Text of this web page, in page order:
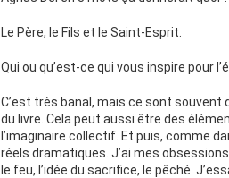
Le Père, le Fils et le Saint-Esprit.
Qui ou qu’est-ce qui vous inspire pour
C’est très banal, mais ce sont
du livre. Cela peut aussi être des
l’imaginaire collectif. Et puis, comme
réels dramatiques. J’ai mes
le feu, l’idée du sacrifice, le pêché.